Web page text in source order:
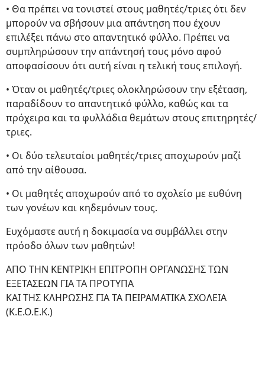
• Θα πρέπει να τονιστεί στους μαθητές/τριες ότι δεν
μπορούν να σβήσουν μια απάντηση που έχουν
επιλέξει πάνω στο απαντητικό φύλλο. Πρέπει να
συμπληρώσουν την απάντησή τους μόνο αφού
αποφασίσουν ότι αυτή είναι η τελική τους επιλογή.
• Όταν οι μαθητές/τριες ολοκληρώσουν την εξέταση,
παραδίδουν το απαντητικό φύλλο, καθώς και τα
πρόχειρα και τα φυλλάδια θεμάτων στους επιτηρητές/
τριες.
• Οι δύο τελευταίοι μαθητές/τριες αποχωρούν μαζί
από την αίθουσα.
• Οι μαθητές αποχωρούν από το σχολείο με ευθύνη
των γονέων και κηδεμόνων τους.
Ευχόμαστε αυτή η δοκιμασία να συμβάλλει στην
πρόοδο όλων των μαθητών!
ΑΠΟ ΤΗΝ ΚΕΝΤΡΙΚΗ ΕΠΙΤΡΟΠΗ ΟΡΓΑΝΩΣΗΣ ΤΩΝ
ΕΞΕΤΑΣΕΩΝ ΓΙΑ ΤΑ ΠΡΟΤΥΠΑ
ΚΑΙ ΤΗΣ ΚΛΗΡΩΣΗΣ ΓΙΑ ΤΑ ΠΕΙΡΑΜΑΤΙΚΑ ΣΧΟΛΕΙΑ
(Κ.Ε.Ο.Ε.Κ.)